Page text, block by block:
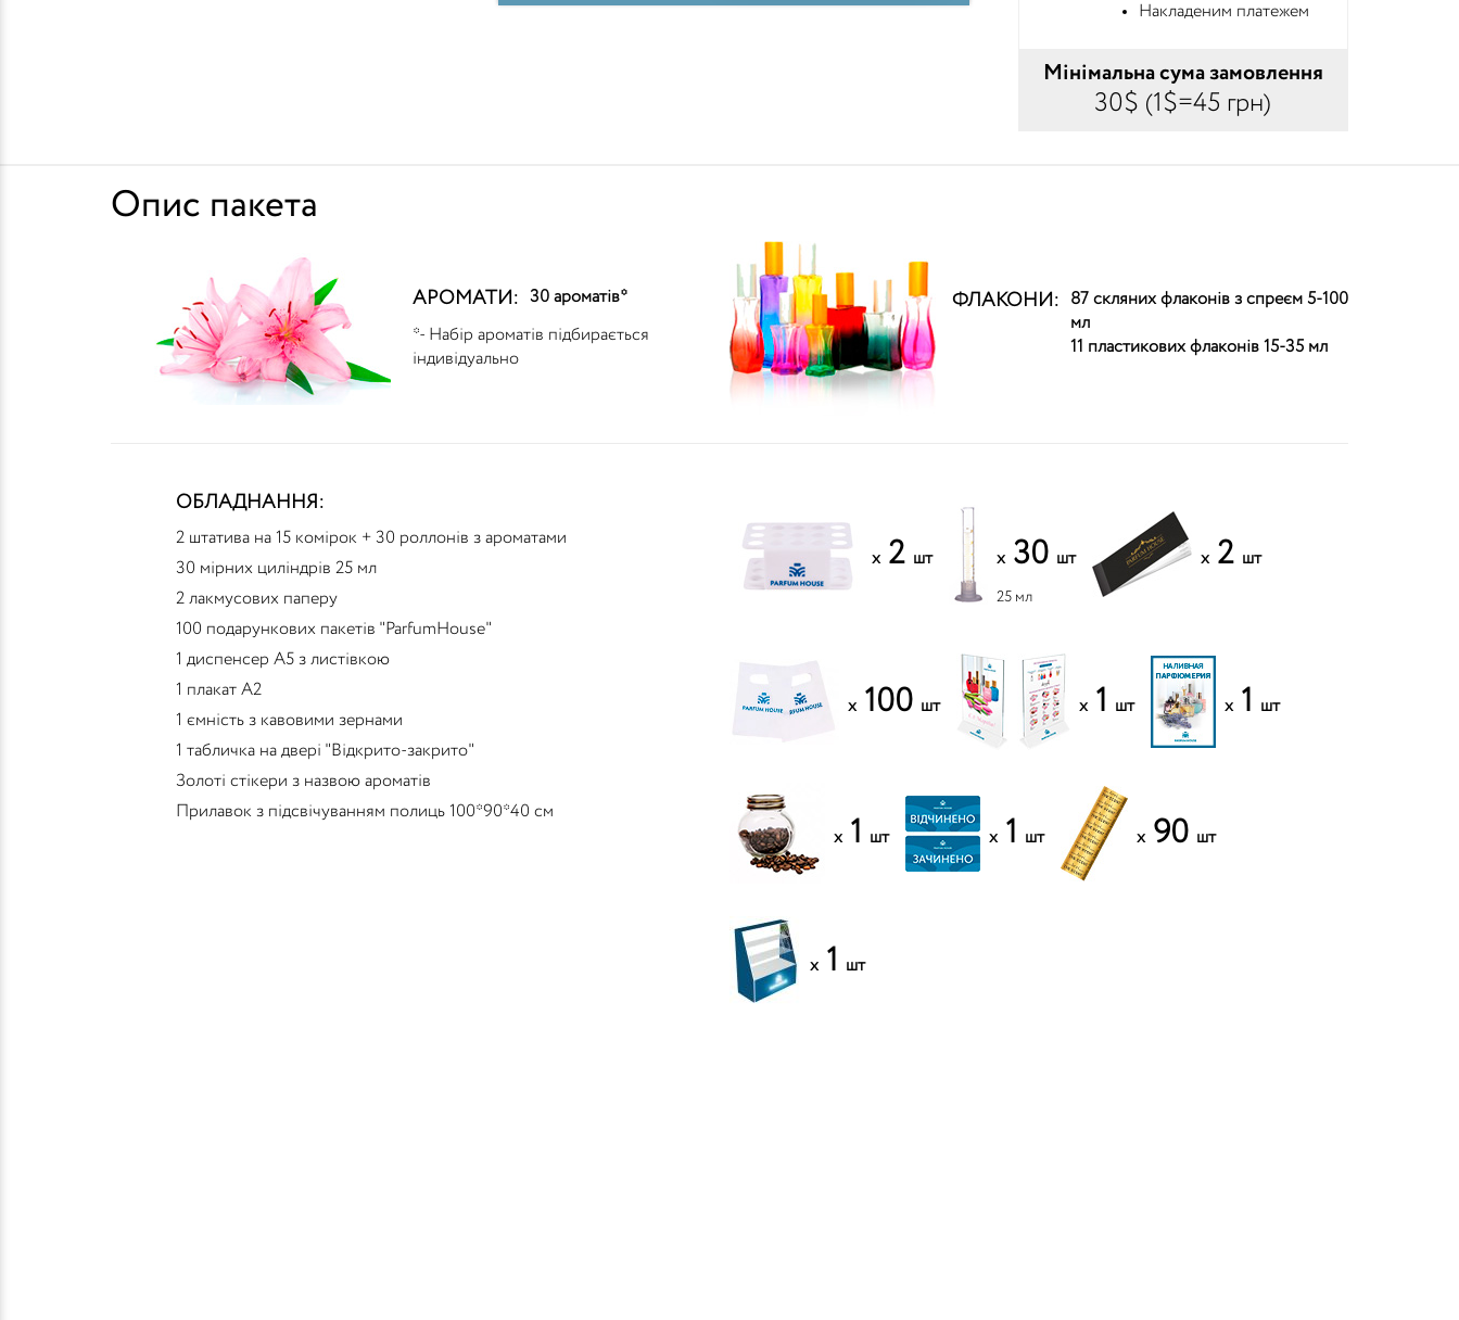
Накладеним платежем
Мінімальна сума замовлення
30$ (1$=45 грн)
Опис пакета
АРОМАТИ: 30 ароматів*
*- Набір ароматів підбирається
індивідуально
ФЛАКОНИ:
87 скляних флаконів з спреєм 5-100
мл
11 пластикових флаконів 15-35 мл
ОБЛАДНАННЯ:
2 штатива на 15 комірок + 30 роллонів з ароматами
30 мірних циліндрів 25 мл
2 лакмусових паперу
100 подарункових пакетів "ParfumHouse"
1 диспенсер А5 з листівкою
1 плакат А2
1 ємність з кавовими зернами
1 табличка на двері "Відкрито-закрито"
Золоті стікери з назвою ароматів
Прилавок з підсвічуванням полиць 100*90*40 см
x 2 шт
25 мл
x 30 шт x 2 шт
x 100 шт x 1 шт x 1 шт
x 1 шт x 1 шт x 90 шт
x 1 шт